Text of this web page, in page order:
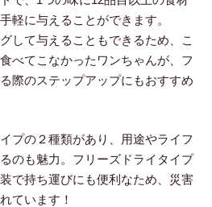
軽に与えることができます。
して与えることもできるため、こ
べてこなかったワンちゃんが、フ
際のステップアップにもおすすめ
プの２種類があり、用途やライフ
のも魅力。フリーズドライタイプ
で持ち運びにも便利なため、災害
ています！